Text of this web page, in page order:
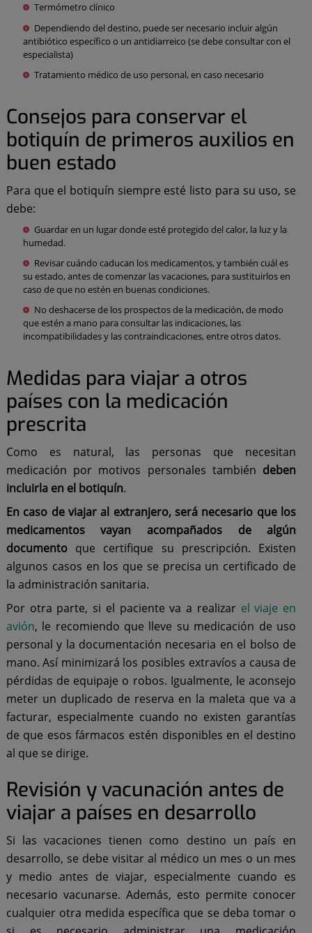
Termómetro clínico
Dependiendo del destino, puede ser necesario incluir algún
antibiótico específico o un antidiarreico (se debe consultar con el
especialista)
Tratamiento médico de uso personal, en caso necesario
Consejos para conservar el
botiquín de primeros auxilios en
buen estado
Para que el botiquín siempre esté listo para su uso, se
debe:
Guardar en un lugar donde esté protegido del calor, la luz y la
humedad.
Revisar cuándo caducan los medicamentos, y también cuál es
su estado, antes de comenzar las vacaciones, para sustituirlos en
caso de que no estén en buenas condiciones.
No deshacerse de los prospectos de la medicación, de modo
que estén a mano para consultar las indicaciones, las
incompatibilidades y las contraindicaciones, entre otros datos.
Medidas para viajar a otros
países con la medicación
prescrita
Como es natural, las personas que necesitan
medicación por motivos personales también deben
incluirla en el botiquín.
En caso de viajar al extranjero, será necesario que los
medicamentos vayan acompañados de algún
documentoque certifique su prescripción. Existen
algunos casos en los que se precisa un certificado de
la administración sanitaria.
Por otra parte, si el paciente va a realizar el viaje en
avión, le recomiendo que lleve su medicación de uso
personal y la documentación necesaria en el bolso de
mano. Así minimizará los posibles extravíos a causa de
pérdidas de equipaje o robos. Igualmente, le aconsejo
meter un duplicado de reserva en la maleta que va a
facturar, especialmente cuando no existen garantías
de que esos fármacos estén disponibles en el destino
al que se dirige.
Revisión y vacunación antes de
viajar a países en desarrollo
Si las vacaciones tienen como destino un país en
desarrollo, se debe visitar al médico un mes o un mes
y medio antes de viajar, especialmente cuando es
necesario vacunarse. Además, esto permite conocer
cualquier otra medida específica que se deba tomar o